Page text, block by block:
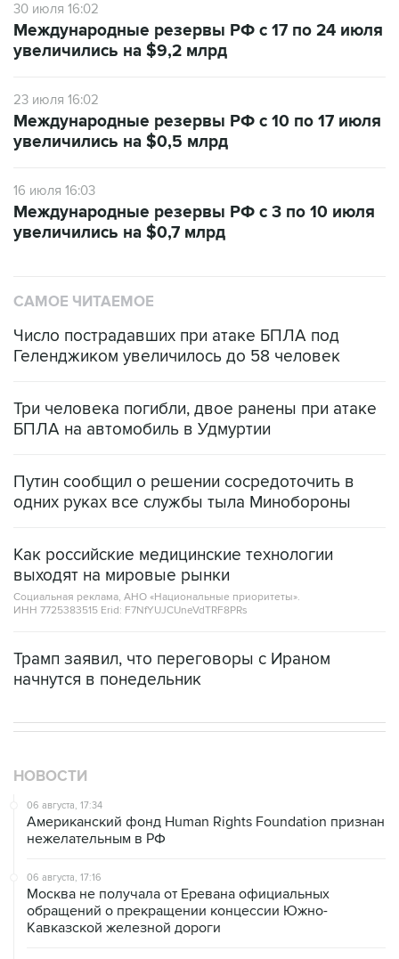
30 июля 16:02
Международные резервы РФ с 17 по 24 июля
увеличились на $9,2 млрд
23 июля 16:02
Международные резервы РФ с 10 по 17 июля
увеличились на $0,5 млрд
16 июля 16:03
Международные резервы РФ с 3 по 10 июля
увеличились на $0,7 млрд
САМОЕ ЧИТАЕМОЕ
Число пострадавших при атаке БПЛА под
Геленджиком увеличилось до 58 человек
Три человека погибли, двое ранены при атаке
БПЛА на автомобиль в Удмуртии
Путин сообщил о решении сосредоточить в
одних руках все службы тыла Минобороны
Как российские медицинские технологии
выходят на мировые рынки
Социальная реклама, АНО «Национальные приоритеты».
ИНН 7725383515 Erid: F7NfYUJCUneVdTRF8PRs
Трамп заявил, что переговоры с Ираном
начнутся в понедельник
НОВОСТИ
06 августа, 17:34
Американский фонд Human Rights Foundation признан
нежелательным в РФ
06 августа, 17:16
Москва не получала от Еревана официальных
обращений о прекращении концессии Южно-
Кавказской железной дороги